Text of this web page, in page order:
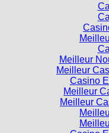
Meilleur
Meilleur
Casino
Meilleur
Meilleur